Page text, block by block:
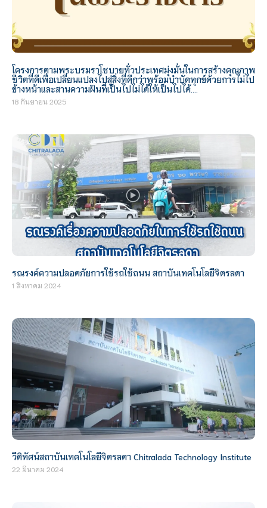
โครงการตามพระบรมราโชบายทั่วประเทศมุ่งมั่นในการสร้างคุณภาพ
ชีวิตที่ดีเพื่อเปลี่ยนแปลงไปสู่สิ่งที่ดีกว่าพร้อมบำบัดทุกข์ด้วยการไม่ไป
ข้างหน้าและสานความฝันที่เป็นไปไม่ได้ให้เป็นไปได้….
18 กันยายน 2025
รณรงค์ความปลอดภัยการใช้รถใช้ถนน สถาบันเทคโนโลยีจิตรลดา
1 สิงหาคม 2024
วีดิทัศน์สถาบันเทคโนโลยีจิตรลดา Chitralada Technology Institute
22 มีนาคม 2024